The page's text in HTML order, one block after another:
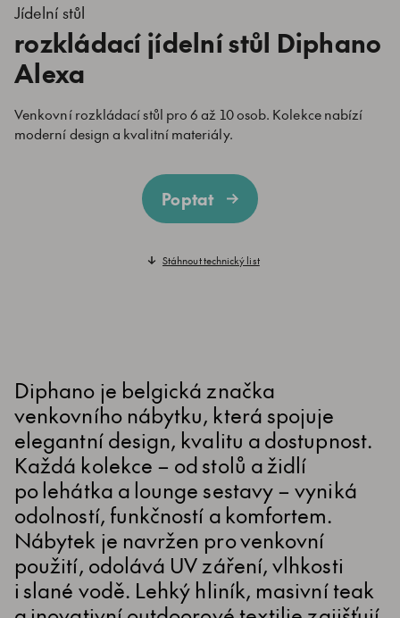
Jídelní stůl
rozkládací jídelní stůl Diphano
Alexa
Venkovní rozkládací stůl pro 6 až 10 osob. Kolekce nabízí
moderní design a kvalitní materiály.
Poptat
Stáhnout technický list
Diphano je belgická značka
venkovního nábytku, která spojuje
elegantní design, kvalitu a dostupnost.
Každá kolekce – od stolů a židlí
po lehátka a lounge sestavy – vyniká
odolností, funkčností a komfortem.
Nábytek je navržen pro venkovní
použití, odolává UV záření, vlhkosti
i slané vodě. Lehký hliník, masivní teak